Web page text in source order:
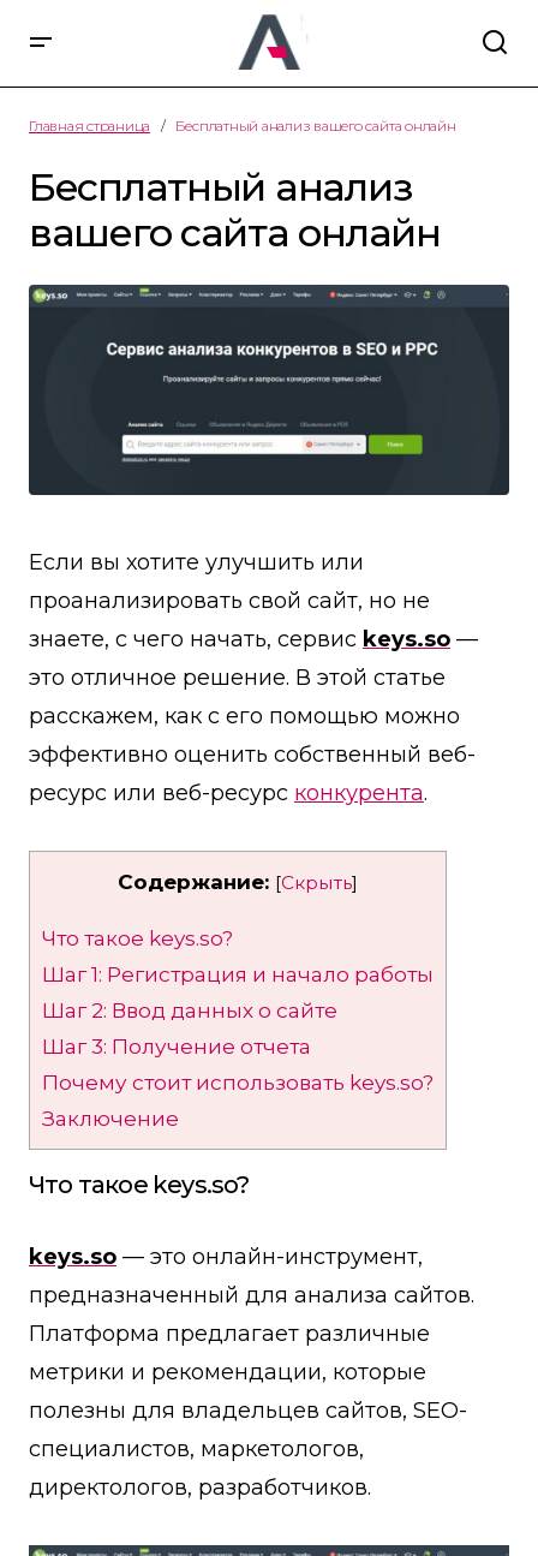
Главная страница Бесплатный анализ вашего сайта онлайн
Бесплатный анализ
вашего сайта онлайн
Если вы хотите улучшить или
проанализировать свой сайт, но не
знаете, с чего начать, сервис keys.so —
это отличное решение. В этой статье
расскажем, как с его помощью можно
эффективно оценить собственный веб-
ресурс или веб-ресурс конкурента.
Содержание: [Скрыть]
Что такое keys.so?
Шаг 1: Регистрация и начало работы
Шаг 2: Ввод данных о сайте
Шаг 3: Получение отчета
Почему стоит использовать keys.so?
Заключение
Что такое keys.so?
keys.so — это онлайн-инструмент,
предназначенный для анализа сайтов.
Платформа предлагает различные
метрики и рекомендации, которые
полезны для владельцев сайтов, SEO-
специалистов, маркетологов,
директологов, разработчиков.